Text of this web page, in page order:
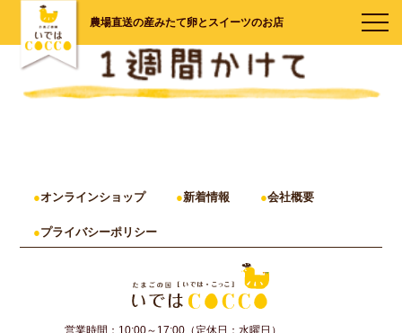
農場直送の産みたて卵とスイーツのお店
オンラインショップ 新着情報 会社概要
プライバシーポリシー